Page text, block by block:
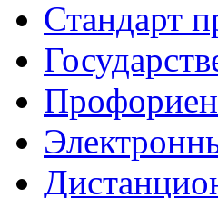
Стандарт